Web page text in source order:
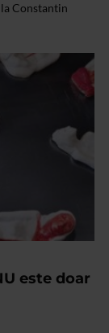
Constantin
este doar